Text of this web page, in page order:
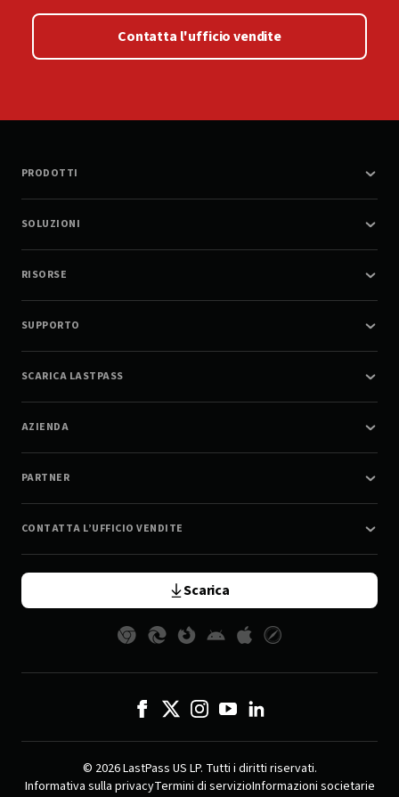
Contatta l'ufficio vendite
PRODOTTI
SOLUZIONI
RISORSE
SUPPORTO
SCARICA LASTPASS
AZIENDA
PARTNER
CONTATTA L’UFFICIO VENDITE
Scarica
© 2026 LastPass US LP. Tutti i diritti riservati.
Informativa sulla privacyTermini di servizioInformazioni societarie